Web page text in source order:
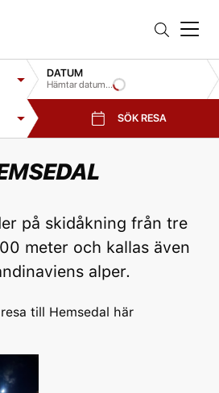
DATUM
Hämtar datum...
SÖK RESA
på skidåkning från tre
meter och kallas även
alper.
till Hemsedal här